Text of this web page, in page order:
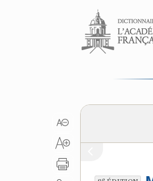
Aller au contenu
e